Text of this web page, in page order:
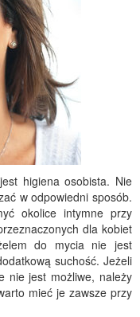
higiena osobista. Nie
w odpowiedni sposób.
okolice intymne przy
dla kobiet
do mycia nie jest
suchość. Jeżeli
nie jest możliwe, należy
mieć je zawsze przy